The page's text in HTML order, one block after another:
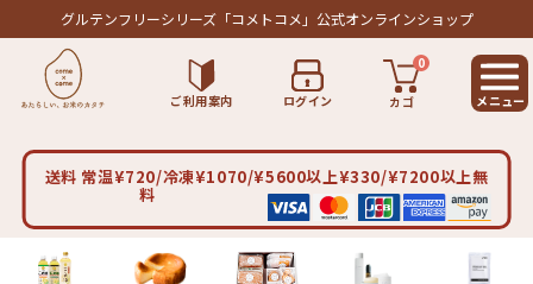
グルテンフリーシリーズ「コメトコメ」公式オンラインショップ
ご利用案内 ログイン カゴ
0
送料 常温¥720/冷凍¥1070/¥5600以上¥330/¥7200以上無
料